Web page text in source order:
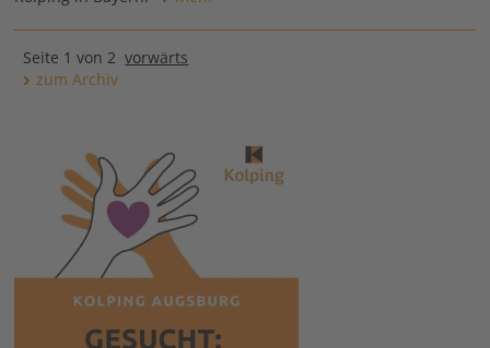
Seite 1 von 2vorwärts
zum Archiv